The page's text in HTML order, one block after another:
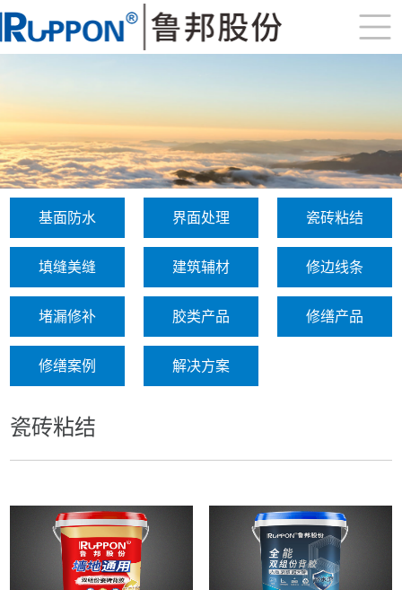
基面防水 界面处理 瓷砖粘结
填缝美缝 建筑辅材 修边线条
堵漏修补 胶类产品 修缮产品
修缮案例 解决方案
瓷砖粘结